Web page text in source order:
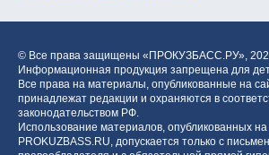
© Все права защищены «ПРОКУЗБАСС.РУ»,
Информационная продукция запрещена для
Все права на материалы, опубликованные на
принадлежат редакции и охраняются в
законодательством РФ.
Использование материалов, опубликованных на
PROKUZBASS.RU, допускается только с